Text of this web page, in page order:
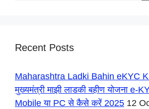
Recent Posts
Maharashtra Ladki Bahin eKYC
मुख्यमंत्री माझी लाडकी बहीण योजना e-
Mobile या PC से कैसे करें 2025 12